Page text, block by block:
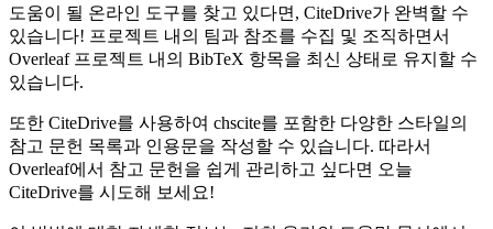
도움이 될 온라인 도구를 찾고 있다면, CiteDrive가 완벽할 수
있습니다! 프로젝트 내의 팀과 참조를 수집 및 조직하면서
Overleaf 프로젝트 내의 BibTeX 항목을 최신 상태로 유지할 수
있습니다.
또한 CiteDrive를 사용하여 chscite를 포함한 다양한 스타일의
참고 문헌 목록과 인용문을 작성할 수 있습니다. 따라서
Overleaf에서 참고 문헌을 쉽게 관리하고 싶다면 오늘
CiteDrive를 시도해 보세요!